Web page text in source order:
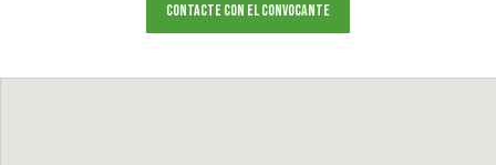
Contacte con el convocante